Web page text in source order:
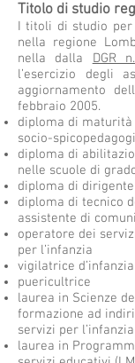
Titolo di studio
I titoli di studio per
nella regione
nella dalla DGR
l’esercizio degli
aggiornamento
febbraio 2005.
diploma di
socio-
diploma di
nelle scuole di
diploma di
diploma di tecnico
assistente di
operatore dei
per l’infanzia
vigilatrice d’infanzia
puericultrice
laurea in Scienze
formazione ad
servizi per
laurea in